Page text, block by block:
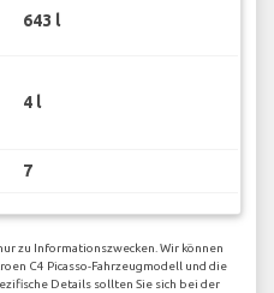
643 l
4 l
7
zu Informationszwecken. Wir können
C4 Picasso-Fahrzeugmodell und die
Details sollten Sie sich bei der